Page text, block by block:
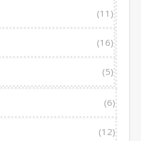
(11)
(16)
(5)
(6)
(12)